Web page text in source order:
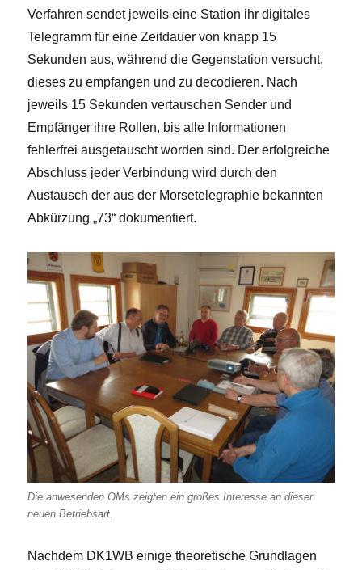
Verfahren sendet jeweils eine Station ihr digitales
Telegramm für eine Zeitdauer von knapp 15
Sekunden aus, während die Gegenstation versucht,
dieses zu empfangen und zu decodieren. Nach
jeweils 15 Sekunden vertauschen Sender und
Empfänger ihre Rollen, bis alle Informationen
fehlerfrei ausgetauscht worden sind. Der erfolgreiche
Abschluss jeder Verbindung wird durch den
Austausch der aus der Morsetelegraphie bekannten
Abkürzung „73“ dokumentiert.
Die anwesenden OMs zeigten ein großes Interesse an dieser
neuen Betriebsart.
Nachdem DK1WB einige theoretische Grundlagen